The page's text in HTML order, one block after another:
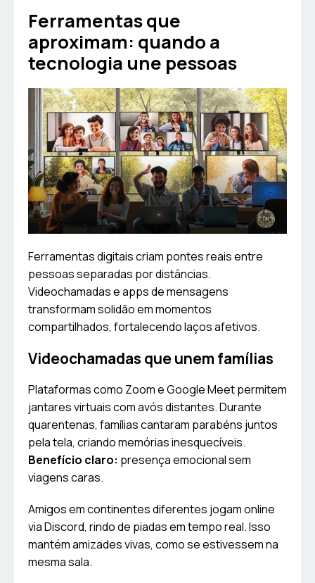
Ferramentas que
aproximam: quando a
tecnologia une pessoas
Ferramentas digitais criam pontes reais entre
pessoas separadas por distâncias.
Videochamadas e apps de mensagens
transformam solidão em momentos
compartilhados, fortalecendo laços afetivos.
Videochamadas que unem famílias
Plataformas como Zoom e Google Meet permitem
jantares virtuais com avós distantes. Durante
quarentenas, famílias cantaram parabéns juntos
pela tela, criando memórias inesquecíveis.
Benefício claro: presença emocional sem
viagens caras.
Amigos em continentes diferentes jogam online
via Discord, rindo de piadas em tempo real. Isso
mantém amizades vivas, como se estivessem na
mesma sala.